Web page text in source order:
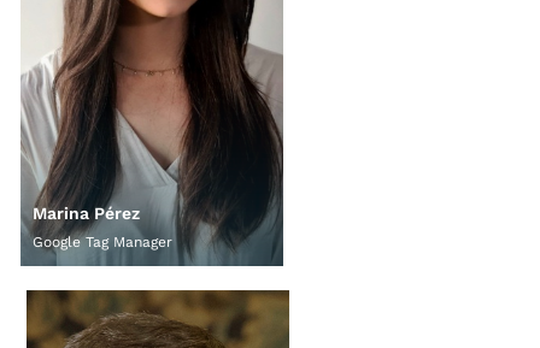
Marina Pérez
Google Tag Manager